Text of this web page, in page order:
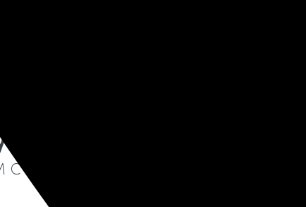
изготовим
славы